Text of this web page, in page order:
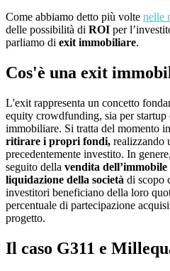
Come abbiamo detto più volte nelle
delle possibilità di ROI per
parliamo di exit immobiliare.
Cos'è una exit
L'exit rappresenta un concetto
equity crowdfunding, sia per startup
immobiliare. Si tratta del momento
ritirare i propri fondi, realizzando
precedentemente investito. In
seguito della vendita dell’immobile
liquidazione della società di scopo
investitori beneficiano della loro
percentuale di partecipazione
progetto.
Il caso G311 e